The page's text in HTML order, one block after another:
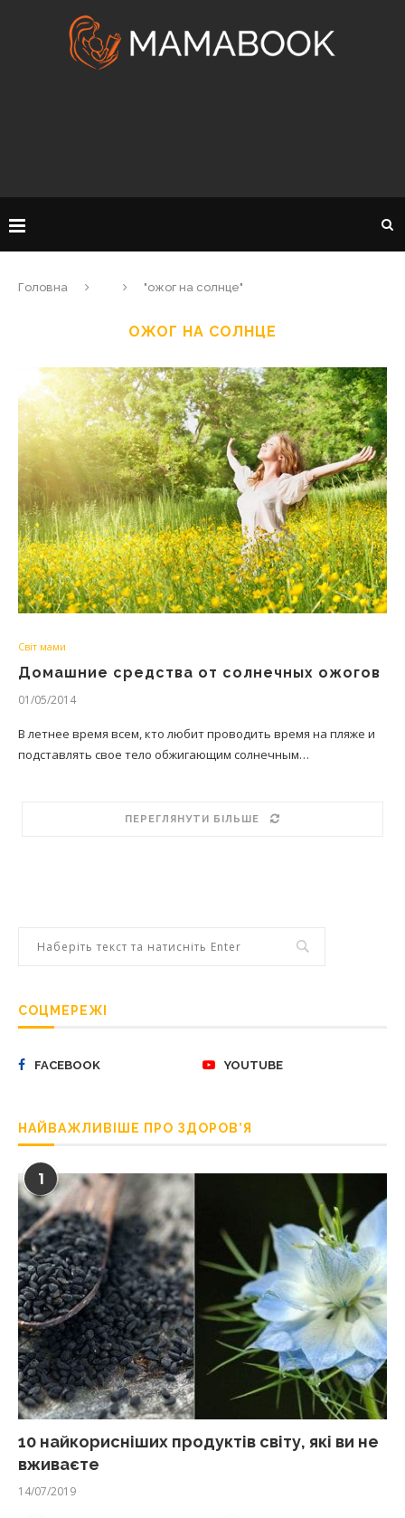
Головна "ожог на солнце"
ОЖОГ НА СОЛНЦЕ
Світ мами
Домашние средства от солнечных ожогов
01/05/2014
В летнее время всем, кто любит проводить время на пляже и
подставлять свое тело обжигающим солнечным…
ПЕРЕГЛЯНУТИ БІЛЬШЕ
СОЦМЕРЕЖІ
FACEBOOK YOUTUBE
НАЙВАЖЛИВІШЕ ПРО ЗДОРОВ’Я
1
10 найкорисніших продуктів світу, які ви не
вживаєте
14/07/2019